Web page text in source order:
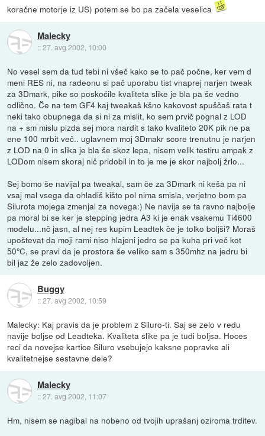
koračne motorje iz US) potem se bo pa začela veselica
Malecky
::27. avg 2002, 10:00
No vesel sem da tud tebi ni všeč kako se to pač počne, ker vem d
meni RES ni, na radeonu si pač uporabu tist vnaprej narjen tweak
za 3Dmark, pike so poskočile kvaliteta slike je bla pa še vedno
odlično. Če na tem GF4 kaj tweakaš kšno kakovost spuščaš rata t
neki tako obupnega da si ni za mislit, ko sem prvič pognal z LOD
na + sm mislu pizda sej mora nardit s tako kvaliteto 20K pik ne pa
ene 100 mrbit več.. uglavnem moj 3Dmakr score trenutnu je narjen
z LOD na 0 in slika je bla še skoz lepa, nisem velik testiru ampak z
LODom nisem skoraj nič pridobil in to je me je skor najbolj žrlo...
Sej bomo še navijal pa tweakal, sam če za 3Dmark ni keša pa ni
vsaj mal vsega da ohladiš kišto pol nima smisla, verjetno bom pa
Silurota mojega zmenjal za novega:) Ne navija se ta ravno najbolje
pa moral bi se ker je stepping jedra A3 ki je enak vsakemu Ti4600
modelu...nč jasn, al nej res kupim Leadtek če je tolko boljši? Moraš
upoštevat da moji rami niso hlajeni jedro se pa kuha pri več kot
50°C, se pravi da je prostora še veliko sam s 350mhz na jedru bi
bil jaz že zelo zadovoljen.
Buggy
::27. avg 2002, 10:59
Malecky: Kaj pravis da je problem z Siluro-ti. Saj se zelo v redu
navije boljse od Leadteka. Kvaliteta slike pa je tudi boljsa. Hoces
reci da novejse kartice Siluro vsebujejo kaksne popravke ali
kvalitetnejse sestavne dele?
Malecky
::27. avg 2002, 11:07
Hm, nisem se nagibal na nobeno od tvojih uprašanj oziroma trditev.